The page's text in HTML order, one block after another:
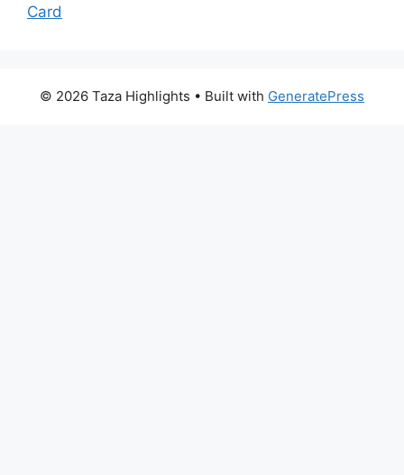
Card
© 2026 Taza Highlights • Built with GeneratePress